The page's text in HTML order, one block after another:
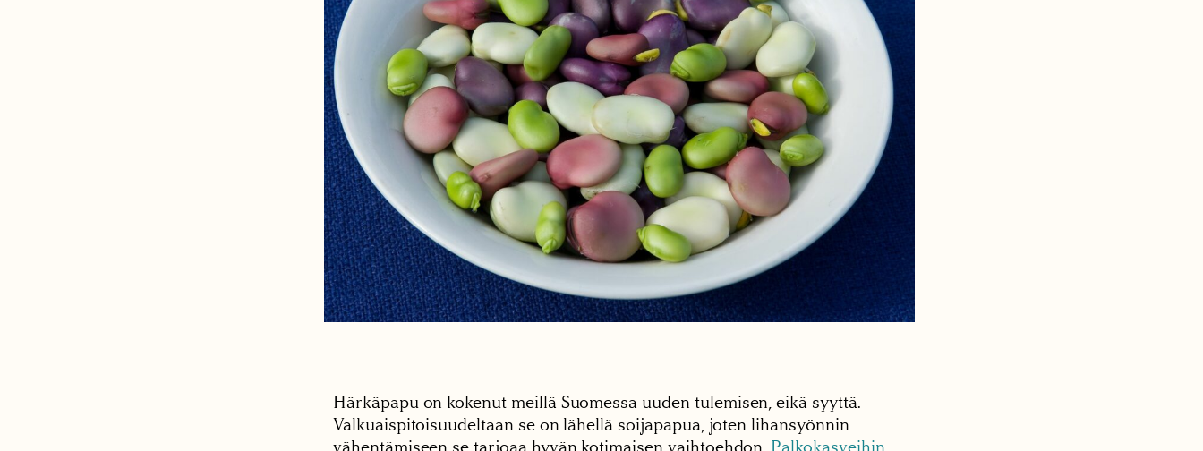
Härkäpapu on kokenut meillä Suomessa uuden tulemisen, eikä syyttä.
Valkuaispitoisuudeltaan se on lähellä soijapapua, joten lihansyönnin